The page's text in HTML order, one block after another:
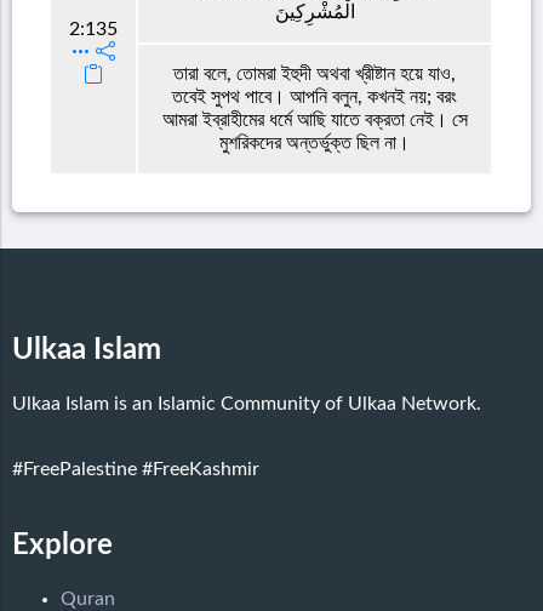
2:135
الْمُشْرِكِينَ
তারা বলে, তোমরা ইহুদী অথবা খ্রীষ্টান হয়ে যাও,
তবেই সুপথ পাবে। আপনি বলুন, কখনই নয়; বরং
আমরা ইব্রাহীমের ধর্মে আছি যাতে বক্রতা নেই। সে
মুশরিকদের অন্তর্ভুক্ত ছিল না।
Ulkaa Islam
Ulkaa Islam is an Islamic Community of Ulkaa Network.
#FreePalestine #FreeKashmir
Explore
Quran